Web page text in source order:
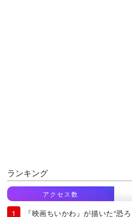
ランキング
アクセス数
『映画ちいかわ』が描いた“恐